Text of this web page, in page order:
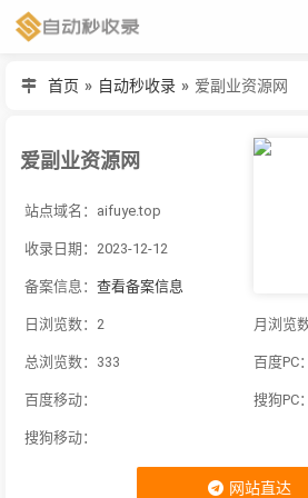
首页 » 自动秒收录 » 爱副业资源网
爱副业资源网
站点域名：aifuye.top
收录日期：2023-12-12
备案信息： 查看备案信息
日浏览数：2 月浏览
总浏览数：333 百度PC：
百度移动： 搜狗PC：
搜狗移动：
网站直达